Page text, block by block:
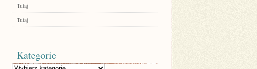
Tutaj
Tutaj
Kategorie
Kategorie